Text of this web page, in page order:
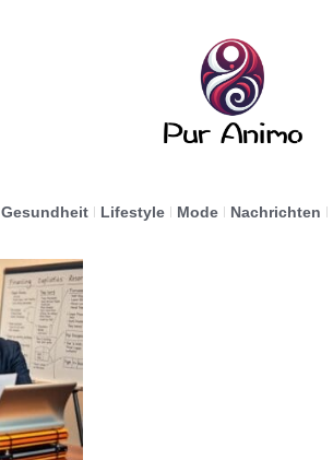
Gesundheit Lifestyle Mode Nachrichten